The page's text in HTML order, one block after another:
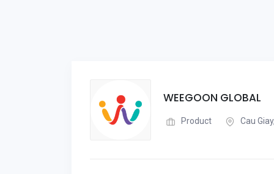
WEEGOON GLOBAL
Product Cau